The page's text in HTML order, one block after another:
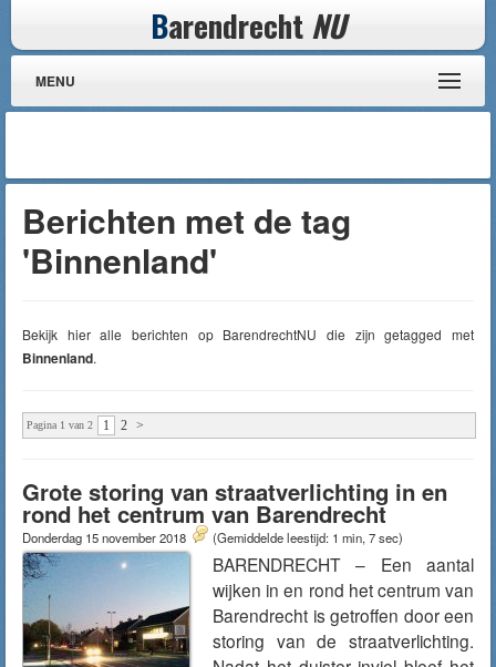
Barendrecht NU
MENU
Berichten met de tag
'Binnenland'
Bekijk hier alle berichten op BarendrechtNU die zijn getagged met
Binnenland.
Pagina 1 van 2 1 2 >
Grote storing van straatverlichting in en
rond het centrum van Barendrecht
Donderdag 15 november 2018 (Gemiddelde leestijd: 1 min, 7 sec)
BARENDRECHT – Een aantal
wijken in en rond het centrum van
Barendrecht is getroffen door een
storing van de straatverlichting.